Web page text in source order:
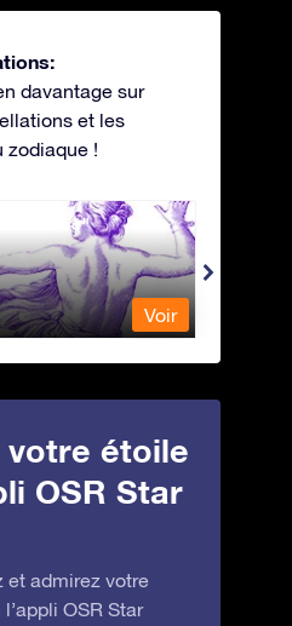
davantage sur
et les
zodiaque !
Voir
votre étoile
OSR Star
et admirez votre
OSR Star